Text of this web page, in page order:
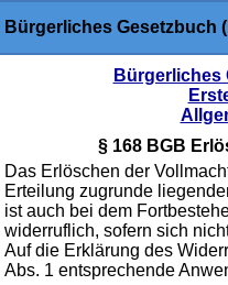
Bürgerliches Gesetzbuch
Bürgerliches
§ 168 BGB
Das Erlöschen der
Erteilung zugrunde
ist auch bei dem
widerruflich, sofern sich
Auf die Erklärung des
Abs. 1 entsprechende